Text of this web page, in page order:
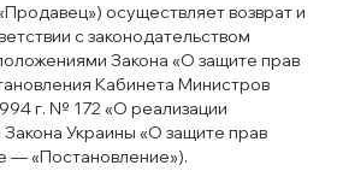
осуществляет возврат и
с законодательством
Закона «О защите прав
Кабинета Министров
г. № 172 «О реализации
Украины «О защите прав
— «Постановление»).